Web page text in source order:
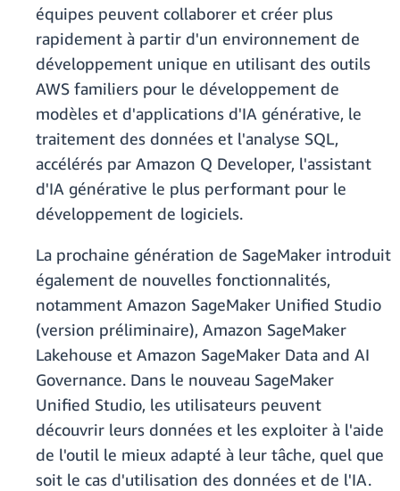
équipes peuvent collaborer et créer plus
rapidement à partir d'un environnement de
développement unique en utilisant des outils
AWS familiers pour le développement de
modèles et d'applications d'IA générative, le
traitement des données et l'analyse SQL,
accélérés par Amazon Q Developer, l'assistant
d'IA générative le plus performant pour le
développement de logiciels.
La prochaine génération de SageMaker introduit
également de nouvelles fonctionnalités,
notamment Amazon SageMaker Unified Studio
(version préliminaire), Amazon SageMaker
Lakehouse et Amazon SageMaker Data and AI
Governance. Dans le nouveau SageMaker
Unified Studio, les utilisateurs peuvent
découvrir leurs données et les exploiter à l'aide
de l'outil le mieux adapté à leur tâche, quel que
soit le cas d'utilisation des données et de l'IA.